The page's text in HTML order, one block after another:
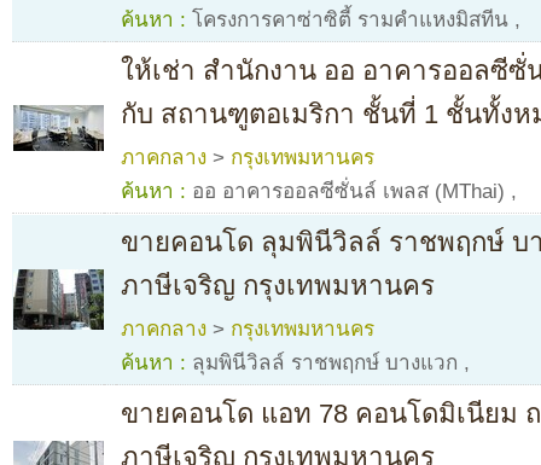
ค้นหา : โครงการคาซ่าซิตี้ รามคำแหงมิสทีน ,
ให้เช่า สำนักงาน ออ อาคารออลซีซั่
กับ สถานฑูตอเมริกา ชั้นที่ 1 ชั้นทั้งห
ภาคกลาง > กรุงเทพมหานคร
ค้นหา : ออ อาคารออลซีซั่นล์ เพลส (MThai) ,
ขายคอนโด ลุมพินีวิลล์ ราชพฤกษ์ บ
ภาษีเจริญ กรุงเทพมหานคร
ภาคกลาง > กรุงเทพมหานคร
ค้นหา : ลุมพินีวิลล์ ราชพฤกษ์ บางแวก ,
ขายคอนโด แอท 78 คอนโดมิเนียม
ภาษีเจริญ กรุงเทพมหานคร